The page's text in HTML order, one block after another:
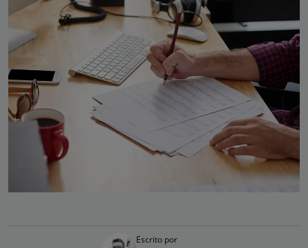
Escrito por